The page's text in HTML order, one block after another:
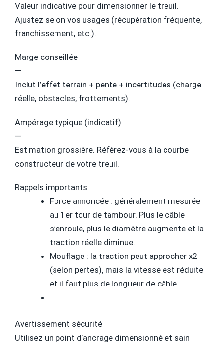
Valeur indicative pour dimensionner le treuil.
Ajustez selon vos usages (récupération fréquente,
franchissement, etc.).
Marge conseillée
—
Inclut l’effet terrain + pente + incertitudes (charge
réelle, obstacles, frottements).
Ampérage typique (indicatif)
—
Estimation grossière. Référez-vous à la courbe
constructeur de votre treuil.
Rappels importants
Force annoncée : généralement mesurée
au 1er tour de tambour. Plus le câble
s’enroule, plus le diamètre augmente et la
traction réelle diminue.
Mouflage : la traction peut approcher x2
(selon pertes), mais la vitesse est réduite
et il faut plus de longueur de câble.
Avertissement sécurité
Utilisez un point d’ancrage dimensionné et sain